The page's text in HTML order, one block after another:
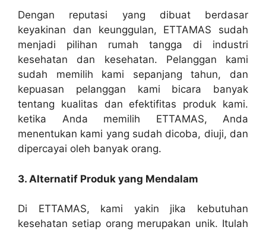
Dengan reputasi yang dibuat berdasar
keyakinan dan keunggulan, ETTAMAS sudah
menjadi pilihan rumah tangga di industri
kesehatan dan kesehatan. Pelanggan kami
sudah memilih kami sepanjang tahun, dan
kepuasan pelanggan kami bicara banyak
tentang kualitas dan efektifitas produk kami.
ketika Anda memilih ETTAMAS, Anda
menentukan kami yang sudah dicoba, diuji, dan
dipercayai oleh banyak orang.
3. Alternatif Produk yang Mendalam
Di ETTAMAS, kami yakin jika kebutuhan
kesehatan setiap orang merupakan unik. Itulah